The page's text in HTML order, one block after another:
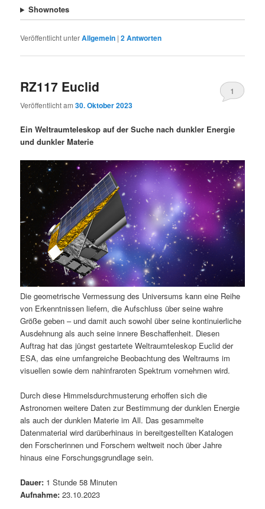
Shownotes
Veröffentlicht unterAllgemein |2Antworten
RZ117 Euclid
Veröffentlicht am30. Oktober 2023
1
Ein Weltraumteleskop auf der Suche nach dunkler Energie
und dunkler Materie
Die geometrische Vermessung des Universums kann eine Reihe
von Erkenntnissen liefern, die Aufschluss über seine wahre
Größe geben – und damit auch sowohl über seine kontinuierliche
Ausdehnung als auch seine innere Beschaffenheit. Diesen
Auftrag hat das jüngst gestartete Weltraumteleskop Euclid der
ESA, das eine umfangreiche Beobachtung des Weltraums im
visuellen sowie dem nahinfraroten Spektrum vornehmen wird.
Durch diese Himmelsdurchmusterung erhoffen sich die
Astronomen weitere Daten zur Bestimmung der dunklen Energie
als auch der dunklen Materie im All. Das gesammelte
Datenmaterial wird darüberhinaus in bereitgestellten Katalogen
den Forscherinnen und Forschern weltweit noch über Jahre
hinaus eine Forschungsgrundlage sein.
Dauer: 1 Stunde 58 Minuten
Aufnahme: 23.10.2023